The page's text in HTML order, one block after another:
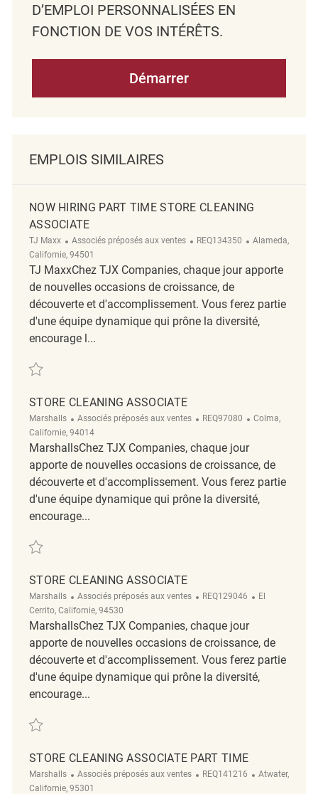
D’EMPLOI PERSONNALISÉES EN
FONCTION DE VOS INTÉRÊTS.
Démarrer
EMPLOIS SIMILAIRES
NOW HIRING PART TIME STORE CLEANING
ASSOCIATE
TJ Maxx Catégorie
Associés préposés aux ventes ReqId
REQ134350 Emplacement
Alameda,
Californie, 94501
TJ MaxxChez TJX Companies, chaque jour apporte
de nouvelles occasions de croissance, de
découverte et d'accomplissement. Vous ferez partie
d'une équipe dynamique qui prône la diversité,
encourage l...
Sauvegarder Now Hiring Part Time Store Cleaning Associate
STORE CLEANING ASSOCIATE
Marshalls Catégorie
Associés préposés aux ventes ReqId
REQ97080 Emplacement
Colma,
Californie, 94014
MarshallsChez TJX Companies, chaque jour
apporte de nouvelles occasions de croissance, de
découverte et d'accomplissement. Vous ferez partie
d'une équipe dynamique qui prône la diversité,
encourage...
Sauvegarder Store Cleaning Associate REQ97080
STORE CLEANING ASSOCIATE
Marshalls Catégorie
Associés préposés aux ventes ReqId
REQ129046 Emplacement
El
Cerrito, Californie, 94530
MarshallsChez TJX Companies, chaque jour
apporte de nouvelles occasions de croissance, de
découverte et d'accomplissement. Vous ferez partie
d'une équipe dynamique qui prône la diversité,
encourage...
Sauvegarder Store Cleaning Associate REQ129046
STORE CLEANING ASSOCIATE PART TIME
Marshalls Catégorie
Associés préposés aux ventes ReqId
REQ141216 Emplacement
Atwater,
Californie, 95301